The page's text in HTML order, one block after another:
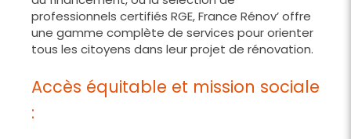
professionnels certifiés RGE, France Rénov’ offre
une gamme complète de services pour orienter
tous les citoyens dans leur projet de rénovation.
Accès équitable et mission sociale
: